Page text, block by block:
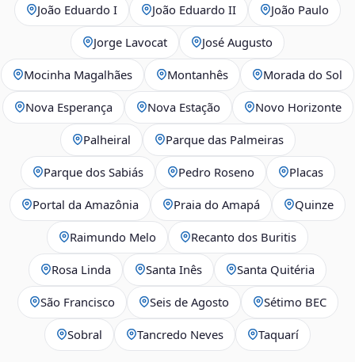
João Eduardo I João Eduardo II João Paulo
Jorge Lavocat José Augusto
Mocinha Magalhães Montanhês Morada do Sol
Nova Esperança Nova Estação Novo Horizonte
Palheiral Parque das Palmeiras
Parque dos Sabiás Pedro Roseno Placas
Portal da Amazônia Praia do Amapá Quinze
Raimundo Melo Recanto dos Buritis
Rosa Linda Santa Inês Santa Quitéria
São Francisco Seis de Agosto Sétimo BEC
Sobral Tancredo Neves Taquarí